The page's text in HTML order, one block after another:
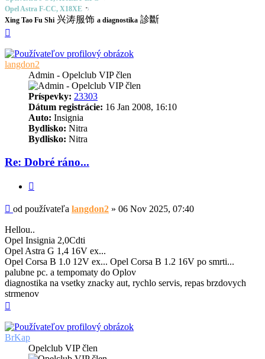
Opel Astra F-CC, X18XE
Xing Tao Fu Shi 兴涛服饰 a diagnostika 診斷
langdon2
Admin - Opelclub VIP člen
Príspevky: 23303
Dátum registrácie: 16 Jan 2008, 16:10
Auto: Insignia
Bydlisko: Nitra
Bydlisko: Nitra
Re: Dobré ráno...
Príspevok
od používateľa langdon2 » 06 Nov 2025, 07:40
Hellou..
Opel Insignia 2,0Cdti
Opel Astra G 1,4 16V ex...
Opel Corsa B 1.0 12V ex... Opel Corsa B 1.2 16V po smrti...
palubne pc. a tempomaty do Oplov
diagnostika na vsetky znacky aut, rychlo servis, repas brzdovych
strmenov
BrKap
Opelclub VIP člen